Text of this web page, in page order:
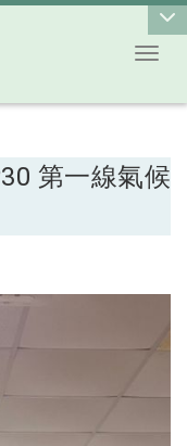
容
第一線氣候